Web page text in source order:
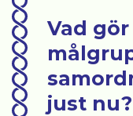
Vad
just nu?